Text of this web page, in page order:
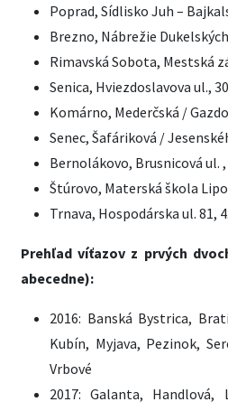
Poprad, Sídlisko Juh –
Brezno, Nábrežie
Rimavská Sobota, Mestská
Senica, Hviezdoslavova ul.,
Komárno, Mederčská /
Senec, Šafáriková /
Bernolákovo, Brusnicová ul. ,
Štúrovo, Materská škola
Trnava, Hospodárska ul. 81,
Prehľad víťazov z prvých
abecedne):
2016: Banská Bystrica,
Kubín, Myjava, Pezinok,
Vrbové
2017: Galanta, Handlová,